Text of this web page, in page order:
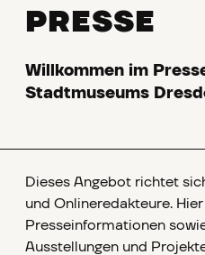
PRESSE
Willkommen im
Stadtmuseums
Dieses Angebot richtet
und Onlineredakteure.
Presseinformationen
Ausstellungen und